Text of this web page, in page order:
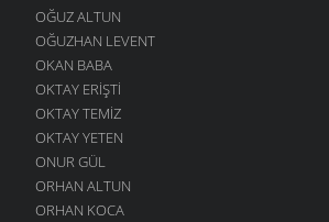
OĞUZ ALTUN
OĞUZHAN LEVENT
OKAN BABA
OKTAY ERIŞTI
OKTAY TEMIZ
OKTAY YETEN
ONUR GÜL
ORHAN ALTUN
ORHAN KOCA